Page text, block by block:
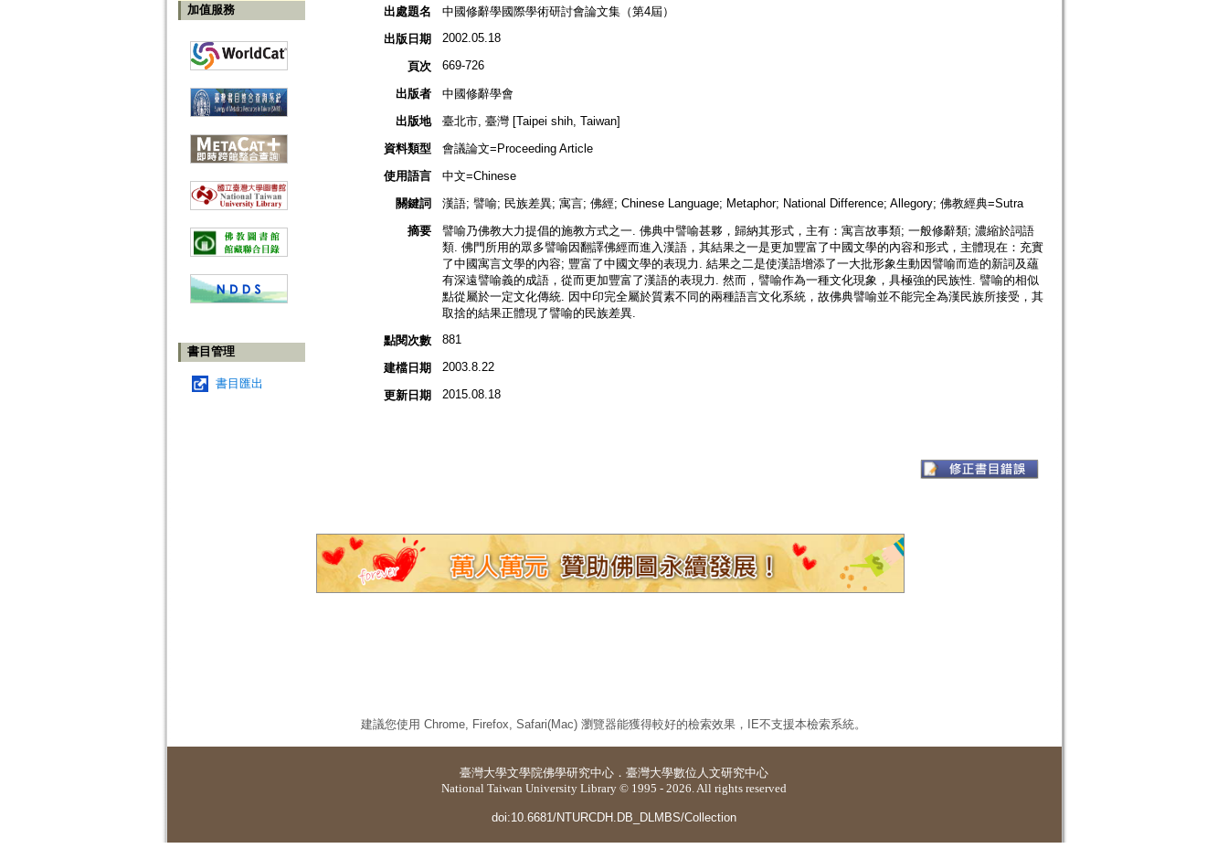
加值服務
書目管理
書目匯出
出處題名
中國修辭學國際學術研討會論文集（第4屆）
出版日期
2002.05.18
頁次 669-726
出版者
中國修辭學會
出版地
臺北市, 臺灣 [Taipei shih, Taiwan]
資料類型
會議論文=Proceeding Article
使用語言
中文=Chinese
關鍵詞
漢語; 譬喻; 民族差異; 寓言; 佛經; Chinese Language; Metaphor; National Difference; Allegory; 佛教經典=Sutra
摘要
譬喻乃佛教大力提倡的施教方式之一. 佛典中譬喻甚夥，歸納其形式，主有：寓言故事類; 一般修辭類; 濃縮於詞語
類. 佛門所用的眾多譬喻因翻譯佛經而進入漢語，其結果之一是更加豐富了中國文學的內容和形式，主體現在：充實
了中國寓言文學的內容; 豐富了中國文學的表現力. 結果之二是使漢語增添了一大批形象生動因譬喻而造的新詞及蘊
有深遠譬喻義的成語，從而更加豐富了漢語的表現力. 然而，譬喻作為一種文化現象，具極強的民族性. 譬喻的相似
點從屬於一定文化傳統. 因中印完全屬於質素不同的兩種語言文化系統，故佛典譬喻並不能完全為漢民族所接受，其
取捨的結果正體現了譬喻的民族差異.
點閱次數
881
建檔日期 2003.8.22
更新日期 2015.08.18
建議您使用 Chrome, Firefox, Safari(Mac) 瀏覽器能獲得較好的檢索效果，IE不支援本檢索系統。
臺灣大學文學院佛學研究中心 ． 臺灣大學數位人文研究中心
National Taiwan University Library © 1995 - 2026. All rights reserved
doi:10.6681/NTURCDH.DB_DLMBS/Collection